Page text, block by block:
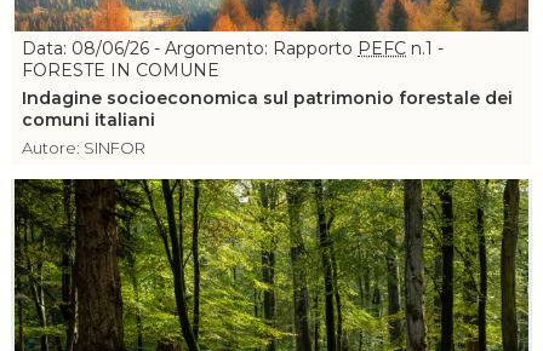
Data: 08/06/26 - Argomento: Rapporto PEFC n.1 -
FORESTE IN COMUNE
Indagine socioeconomica sul patrimonio forestale dei
comuni italiani
Autore: SINFOR